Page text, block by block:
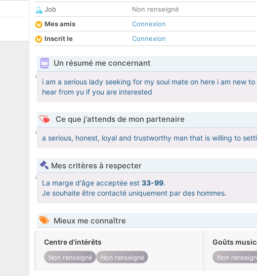
Job
Non renseigné
Mes amis
Connexion
Inscrit le
Connexion
Un résumé me concernant
i am a serious lady seeking for my soul mate on here i am new
hear from yu if you are interested
Ce que j'attends de mon partenaire
a serious, honest, loyal and trustworthy man that is willing to
Mes critères à respecter
La marge d'âge acceptée est 33-99.
Je souhaite être contacté uniquement par des hommes.
Mieux me connaître
Centre d'intérêts
Non renseigné Non renseigné
Goûts
Non